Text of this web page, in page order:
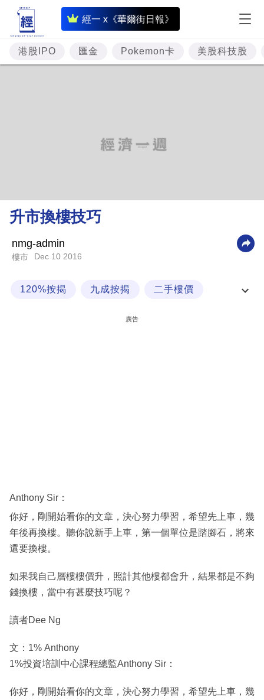
經一 x《華爾街日報》
即
時
財
經
理
財
業
區
港股IPO 匯金 Pokemon卡 美股科技股
升市換樓技巧
nmg-admin
樓市 Dec 10 2016
120%按揭 九成按揭 二手樓價
廣告
Anthony Sir：
你好，剛開始看你的文章，決心努力學習，希望先上車，幾
年後再換樓。聽你說新手上車，第一個單位是踏腳石，將來
還要換樓。
如果我自己層樓樓價升，照計其他樓都會升，結果都是不夠
錢換樓，當中有甚麼技巧呢？
讀者Dee Ng
文：1% Anthony
1%投資培訓中心課程總監Anthony Sir：
你好，剛開始看你的文章，決心努力學習，希望先上車，幾